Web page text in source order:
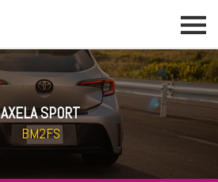
AXELA SPORT
BM2FS